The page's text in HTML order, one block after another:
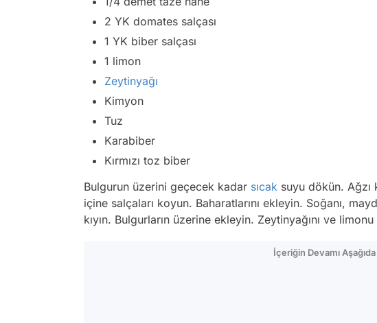
2 YK domates salçası
1 YK biber salçası
1 limon
Zeytinyağı
Kimyon
Tuz
Karabiber
Kırmızı toz biber
Bulgurun üzerini geçecek kadar sıcak suyu dökün. Ağzı
içine salçaları koyun. Baharatlarını ekleyin. Soğanı,
kıyın. Bulgurların üzerine ekleyin. Zeytinyağını ve
İçeriğin Devamı Aşağıda